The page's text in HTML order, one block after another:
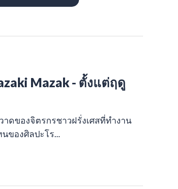
Mazak - ตั้งแต่ฤดู
าดของจิตรกรชาวฝรั่งเศสที่ทำงาน
ของศิลปะโร...